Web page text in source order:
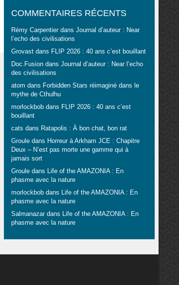
COMMENTAIRES RÉCENTS
Rémy Carpentierdans Journal d’auteur : Near
l’echo des civilisations
Grovastdans FLIP 2026 : 40 ans c’est bouillant
Doc.Fusiondans Journal d’auteur : Near l’echo
des civilisations
atom dans Forbidden Stars réimaginé dans le
mythe de Cthulhu
morlockbobdans FLIP 2026 : 40 ans c’est
bouillant
cats dans Ratapolis : À bon chat, bon rat
Grouledans Horreur à Arkham JCE : Chapitre
Deux – N’est pas morte une gamme qui à
jamais sort
Grouledans Life of the AMAZONIA : En
phasme avec la nature
morlockbobdans Life of the AMAZONIA : En
phasme avec la nature
Salmanazardans Life of the AMAZONIA : En
phasme avec la nature